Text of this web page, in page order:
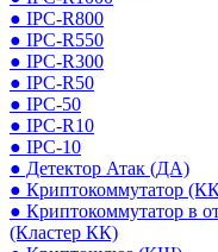
● IPC-R800
● IPC-R550
● IPC-R300
● IPC-R50
● IPC-50
● IPC-R10
● IPC-10
● Детектор Атак (ДА)
● Криптокоммутатор
● Криптокоммутатор в
(Кластер КК)